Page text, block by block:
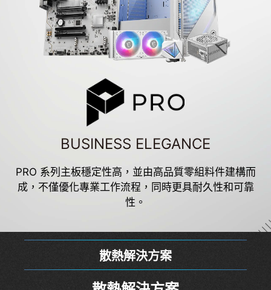
BUSINESS ELEGANCE
PRO 系列主板穩定性高，並由高品質零組料件建構而
成，不僅優化專業工作流程，同時更具耐久性和可靠
性。
獨家技術